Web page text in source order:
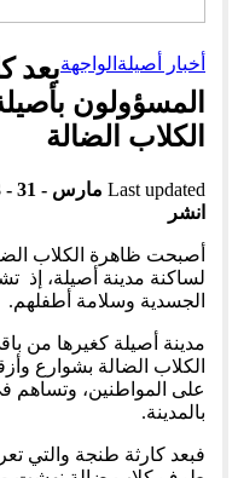
أخبار أصيلة الواجهةبعد
المسؤولون
الكلاب الضالة
Last updated مارس - 31 - 2023
انشر
أصبحت ظاهرة الكلاب
لساكنة مدينة أصيلة، إذ
الجسدية وسلامة أطفلهم.
مدينة أصيلة كغيرها من
الكلاب الضالة بشوارع
على المواطنين، وتساهم
بالمدينة.
فبعد كارثة طنجة والتي